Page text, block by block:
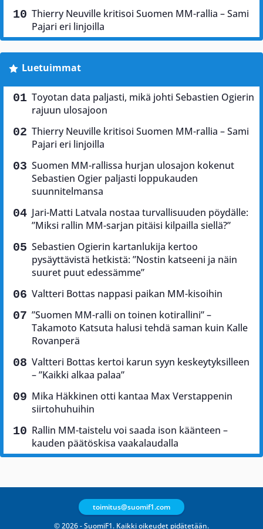
Thierry Neuville kritisoi Suomen MM-rallia – Sami
Pajari eri linjoilla
Luetuimmat
Toyotan data paljasti, mikä johti Sebastien Ogierin
rajuun ulosajoon
Thierry Neuville kritisoi Suomen MM-rallia – Sami
Pajari eri linjoilla
Suomen MM-rallissa hurjan ulosajon kokenut
Sebastien Ogier paljasti loppukauden
suunnitelmansa
Jari-Matti Latvala nostaa turvallisuuden pöydälle:
”Miksi rallin MM-sarjan pitäisi kilpailla siellä?”
Sebastien Ogierin kartanlukija kertoo
pysäyttävistä hetkistä: ”Nostin katseeni ja näin
suuret puut edessämme”
Valtteri Bottas nappasi paikan MM-kisoihin
”Suomen MM-ralli on toinen kotirallini” –
Takamoto Katsuta halusi tehdä saman kuin Kalle
Rovanperä
Valtteri Bottas kertoi karun syyn keskeytyksilleen
– ”Kaikki alkaa palaa”
Mika Häkkinen otti kantaa Max Verstappenin
siirtohuhuihin
Rallin MM-taistelu voi saada ison käänteen –
kauden päätöskisa vaakalaudalla
© 2026 - SuomiF1. Kaikki oikeudet pidätetään.
toimitus@suomif1.com